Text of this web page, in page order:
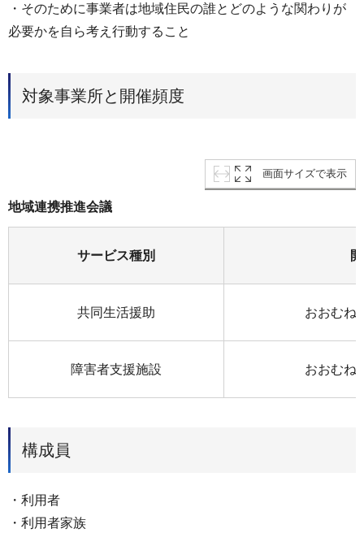
・そのために事業者は地域住民の誰とどのような関わりが
必要かを自ら考え行動すること
対象事業所と開催頻度
画面サイズで表示
地域連携推進会議
サービス種別
共同生活援助 おおむね
障害者支援施設 おおむね
構成員
・利用者
・利用者家族